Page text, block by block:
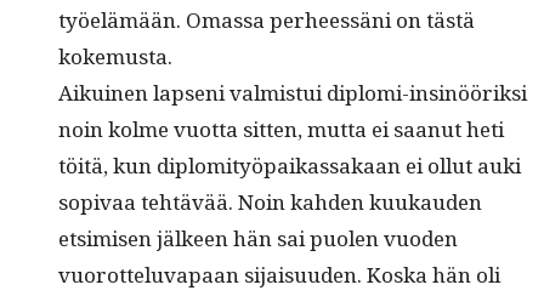
työelämään. Omas­sa per­heessäni on tästä
kokemusta.
Aikuinen lapseni valmis­tui diplo­mi-insinöörik­si
noin kolme vuot­ta sit­ten, mut­ta ei saanut heti
töitä, kun diplomi­työ­paikas­sakaan ei ollut auki
sopi­vaa tehtävää. Noin kah­den kuukau­den
etsimisen jäl­keen hän sai puolen vuo­den
vuorot­telu­va­paan sijaisu­u­den. Kos­ka hän oli